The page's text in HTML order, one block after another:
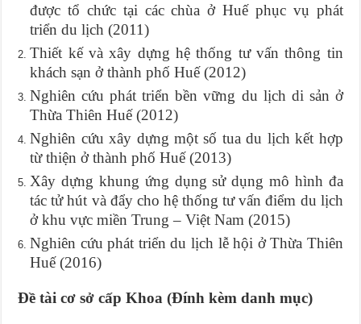
được tổ chức tại các chùa ở Huế phục vụ phát
triển du lịch (2011)
Thiết kế và xây dựng hệ thống tư vấn thông tin
khách sạn ở thành phố Huế (2012)
Nghiên cứu phát triển bền vững du lịch di sản ở
Thừa Thiên Huế (2012)
Nghiên cứu xây dựng một số tua du lịch kết hợp
từ thiện ở thành phố Huế (2013)
Xây dựng khung ứng dụng sử dụng mô hình đa
tác tử hút và đẩy cho hệ thống tư vấn điểm du lịch
ở khu vực miền Trung – Việt Nam (2015)
Nghiên cứu phát triển du lịch lễ hội ở Thừa Thiên
Huế (2016)
Đề tài cơ sở cấp Khoa (Đính kèm danh mục)